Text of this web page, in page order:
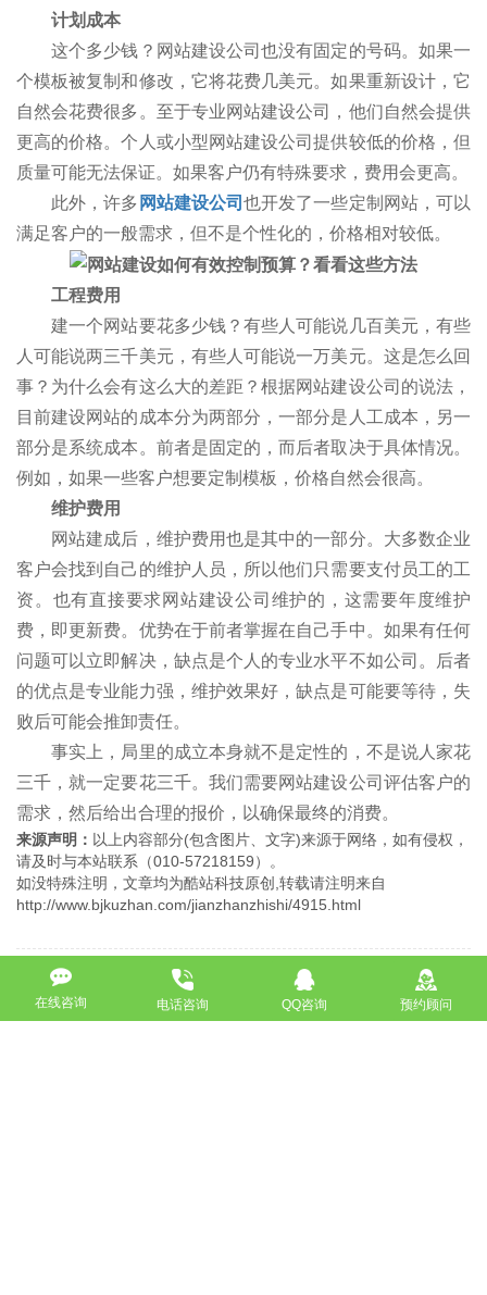
计划成本
这个多少钱？网站建设公司也没有固定的号码。如果一
个模板被复制和修改，它将花费几美元。如果重新设计，它
自然会花费很多。至于专业网站建设公司，他们自然会提供
更高的价格。个人或小型网站建设公司提供较低的价格，但
质量可能无法保证。如果客户仍有特殊要求，费用会更高。
此外，许多 网站建设公司也开发了一些定制网站，可以
满足客户的一般需求，但不是个性化的，价格相对较低。
工程费用
建一个网站要花多少钱？有些人可能说几百美元，有些
人可能说两三千美元，有些人可能说一万美元。这是怎么回
事？为什么会有这么大的差距？根据网站建设公司的说法，
目前建设网站的成本分为两部分，一部分是人工成本，另一
部分是系统成本。前者是固定的，而后者取决于具体情况。
例如，如果一些客户想要定制模板，价格自然会很高。
维护费用
网站建成后，维护费用也是其中的一部分。大多数企业
客户会找到自己的维护人员，所以他们只需要支付员工的工
资。也有直接要求网站建设公司维护的，这需要年度维护
费，即更新费。优势在于前者掌握在自己手中。如果有任何
问题可以立即解决，缺点是个人的专业水平不如公司。后者
的优点是专业能力强，维护效果好，缺点是可能要等待，失
败后可能会推卸责任。
事实上，局里的成立本身就不是定性的，不是说人家花
三千，就一定要花三千。我们需要网站建设公司评估客户的
需求，然后给出合理的报价，以确保最终的消费。
来源声明： 以上内容部分(包含图片、文字)来源于网络，如有侵权，
请及时与本站联系（010-57218159）。
如没特殊注明，文章均为酷站科技原创,转载请注明来自
http://www.bjkuzhan.com/jianzhanzhishi/4915.html
上一篇：怎么推广网站才能为企业带来用户
在线咨询 电话咨询 QQ咨询 预约顾问